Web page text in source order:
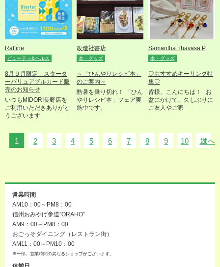
Raffine
ビューティ&ヘルス
8月９月限定 スタータ
ーバリュアブルカード販
売のお知らせ
いつもMIDORI長野店を
ご利用いただきありがと
うございます
改造社書店
本・グッズ
～「ひんやりレシピ本」
のご案内～
酷暑を乗り切れ！ 「ひん
やりレシピ本」フェア実
施中です。
Samantha Thavasa Petit Choice
本・グッズ
♡おすすめキーリング特
集♡
皆様、こんにちは！ お
盆にかけて、久しぶりに
ご友人やご家
1 2 3 4 5 6 7 8 9 10 11
次へ
営業時間
AM10：00～PM8：00
信州おみやげ参道”ORAHO”
AM9：00～PM8：00
おごっそダイニング（レストラン街）
AM11：00～PM10：00
※一部、営業時間の異なるショップがございます。